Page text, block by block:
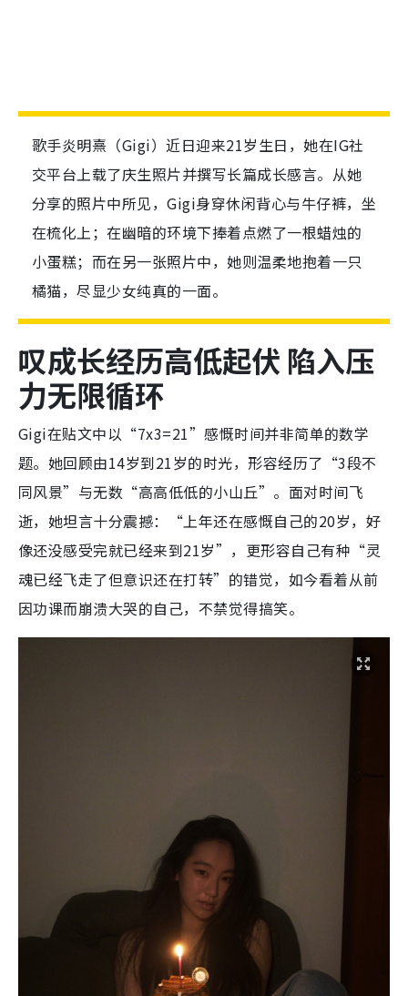
歌手炎明熹（Gigi）近日迎来21岁生日，她在IG社
交平台上载了庆生照片并撰写长篇成长感言。从她
分享的照片中所见，Gigi身穿休闲背心与牛仔裤，坐
在梳化上；在幽暗的环境下捧着点燃了一根蜡烛的
小蛋糕；而在另一张照片中，她则温柔地抱着一只
橘猫，尽显少女纯真的一面。
叹成长经历高低起伏 陷入压
力无限循环
Gigi在贴文中以“7x3=21”感慨时间并非简单的数学
题。她回顾由14岁到21岁的时光，形容经历了“3段不
同风景”与无数“高高低低的小山丘”。面对时间飞
逝，她坦言十分震撼：“上年还在感慨自己的20岁，好
像还没感受完就已经来到21岁”，更形容自己有种“灵
魂已经飞走了但意识还在打转”的错觉，如今看着从前
因功课而崩溃大哭的自己，不禁觉得搞笑。